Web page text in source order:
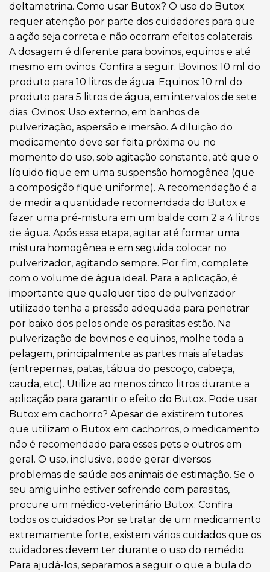
deltametrina. Como usar Butox? O uso do Butox
requer atenção por parte dos cuidadores para que
a ação seja correta e não ocorram efeitos colaterais.
A dosagem é diferente para bovinos, equinos e até
mesmo em ovinos. Confira a seguir. Bovinos: 10 ml do
produto para 10 litros de água. Equinos: 10 ml do
produto para 5 litros de água, em intervalos de sete
dias. Ovinos: Uso externo, em banhos de
pulverização, aspersão e imersão. A diluição do
medicamento deve ser feita próxima ou no
momento do uso, sob agitação constante, até que o
líquido fique em uma suspensão homogênea (que
a composição fique uniforme). A recomendação é a
de medir a quantidade recomendada do Butox e
fazer uma pré-mistura em um balde com 2 a 4 litros
de água. Após essa etapa, agitar até formar uma
mistura homogênea e em seguida colocar no
pulverizador, agitando sempre. Por fim, complete
com o volume de água ideal. Para a aplicação, é
importante que qualquer tipo de pulverizador
utilizado tenha a pressão adequada para penetrar
por baixo dos pelos onde os parasitas estão. Na
pulverização de bovinos e equinos, molhe toda a
pelagem, principalmente as partes mais afetadas
(entrepernas, patas, tábua do pescoço, cabeça,
cauda, etc). Utilize ao menos cinco litros durante a
aplicação para garantir o efeito do Butox. Pode usar
Butox em cachorro? Apesar de existirem tutores
que utilizam o Butox em cachorros, o medicamento
não é recomendado para esses pets e outros em
geral. O uso, inclusive, pode gerar diversos
problemas de saúde aos animais de estimação. Se o
seu amiguinho estiver sofrendo com parasitas,
procure um médico-veterinário Butox: Confira
todos os cuidados Por se tratar de um medicamento
extremamente forte, existem vários cuidados que os
cuidadores devem ter durante o uso do remédio.
Para ajudá-los, separamos a seguir o que a bula do